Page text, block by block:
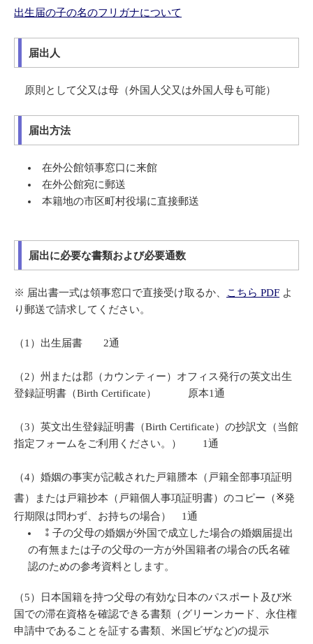
出生届の子の名のフリガナについて
届出人
原則として父又は母（外国人父又は外国人母も可能）
届出方法
在外公館領事窓口に来館
在外公館宛に郵送
本籍地の市区町村役場に直接郵送
届出に必要な書類および必要通数
※ 届出書一式は領事窓口で直接受け取るか、 こちら PDF よ
り郵送で請求してください。
（1）出生届書 2通
（2）州または郡（カウンティー）オフィス発行の英文出生
登録証明書（Birth Certificate） 原本1通
（3）英文出生登録証明書（Birth Certificate）の抄訳文（当館
指定フォームをご利用ください。） 1通
（4）婚姻の事実が記載された戸籍謄本（戸籍全部事項証明
書）または戸籍抄本（戸籍個人事項証明書）のコピー（※発
行期限は問わず、お持ちの場合） 1通
⁑子の父母の婚姻が外国で成立した場合の婚姻届提出
の有無または子の父母の一方が外国籍者の場合の氏名確
認のための参考資料とします。
（5）日本国籍を持つ父母の有効な日本のパスポート及び米
国での滞在資格を確認できる書類（グリーンカード、永住権
申請中であることを証する書類、米国ビザなど)の提示